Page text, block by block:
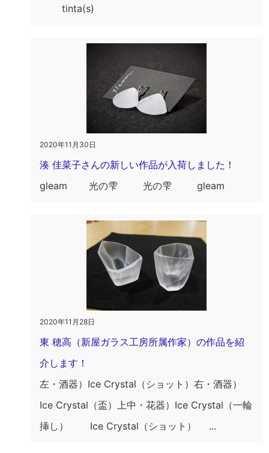
tinta(s)
2020年11月30日
湊 佳菜子さんの新しい作品が入荷しました！
gleam 光の雫 光の雫 gleam
2020年11月28日
東 穂高（新屋ガラス工房所属作家）の作品を紹
介します！
左・酒器）Ice Crystal（ショット）右・酒器）
Ice Crystal（盃）上中・花器）Ice Crystal（一輪
挿し） Ice Crystal（ショット） ...